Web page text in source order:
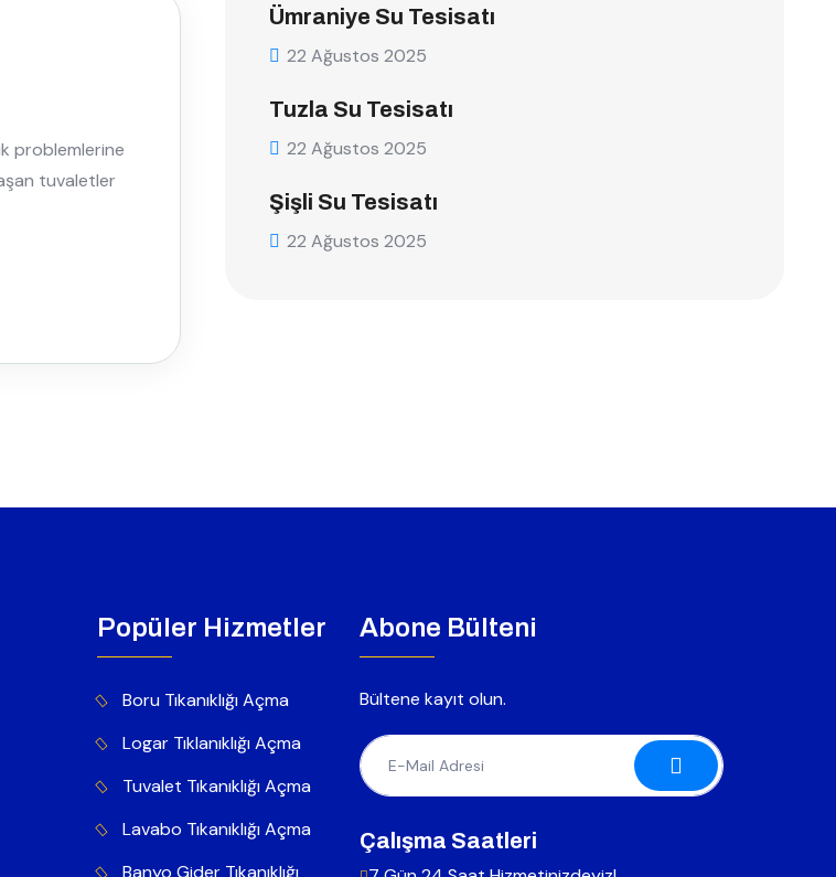
problemlerine
tuvaletler
Ümraniye Su Tesisatı
22 Ağustos 2025
Tuzla Su Tesisatı
22 Ağustos 2025
Şişli Su Tesisatı
22 Ağustos 2025
Popüler Hizmetler
Boru Tıkanıklığı Açma
Logar Tıklanıklığı Açma
Tuvalet Tıkanıklığı Açma
Lavabo Tıkanıklığı Açma
Abone Bülteni
Bültene kayıt olun.
Çalışma Saatleri